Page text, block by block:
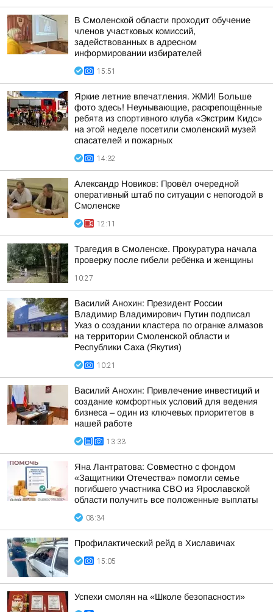
В Смоленской области проходит обучение
членов участковых комиссий,
задействованных в адресном
информировании избирателей
15:51
Яркие летние впечатления. ЖМИ! Больше
фото здесь! Неунывающие, раскрепощённые
ребята из спортивного клуба «Экстрим Кидс»
на этой неделе посетили смоленский музей
спасателей и пожарных
14:32
Александр Новиков: Провёл очередной
оперативный штаб по ситуации с непогодой в
Смоленске
12:11
Трагедия в Смоленске. Прокуратура начала
проверку после гибели ребёнка и женщины
10:27
Василий Анохин: Президент России
Владимир Владимирович Путин подписал
Указ о создании кластера по огранке алмазов
на территории Смоленской области и
Республики Саха (Якутия)
10:21
Василий Анохин: Привлечение инвестиций и
создание комфортных условий для ведения
бизнеса – один из ключевых приоритетов в
нашей работе
13:33
Яна Лантратова: Совместно с фондом
«Защитники Отечества» помогли семье
погибшего участника СВО из Ярославской
области получить все положенные выплаты
08:34
Профилактический рейд в Хиславичах
15:05
Успехи смолян на «Школе безопасности»